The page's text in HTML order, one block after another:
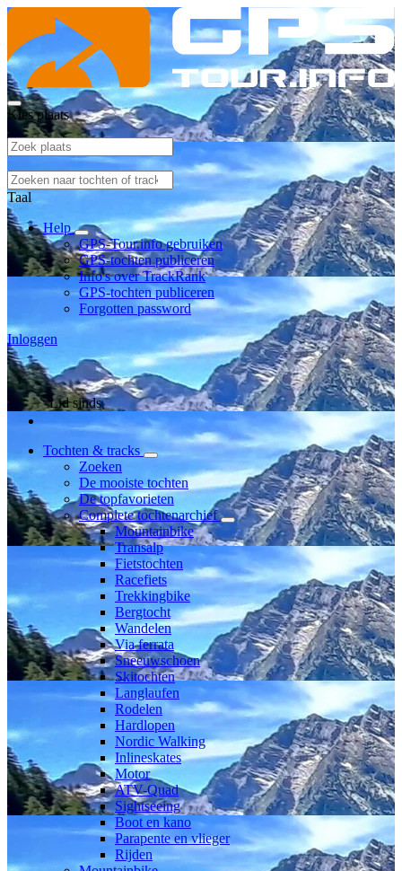
Kies plaats
Taal
Help
GPS-Tour.info gebruiken
GPS-tochten publiceren
Info's over TrackRank
GPS-tochten publiceren
Forgotten password
Inloggen
Lid sinds
Tochten & tracks
Zoeken
De mooiste tochten
De topfavorieten
Complete tochtenarchief
Mountainbike
Transalp
Fietstochten
Racefiets
Trekkingbike
Bergtocht
Wandelen
Via ferrata
Sneeuwschoen
Skitochten
Langlaufen
Rodelen
Hardlopen
Nordic Walking
Inlineskates
Motor
ATV-Quad
Sightseeing
Boot en kano
Parapente en vlieger
Rijden